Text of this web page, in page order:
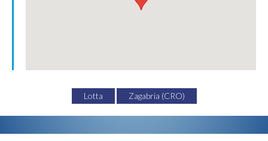
Lotta Zagabria (CRO)